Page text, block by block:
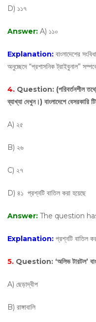
D) ১১৭
Answer: A) ১১০
Explanation: বাংলাদেশের
অনুচ্ছেদে “প্রশাসনিক ট্রাইবুনাল”
4. Question: (পরিবর্তনশীল
ব্যাখ্যা দেখুন।) বাংলাদেশে বেসরকারি
A) ২৫
B) ২৬
C) ২৭
D) ৪১ প্রশ্নটি বাতিল করা হয়েছে
Answer: The question
Explanation: প্রশ্নটি বাতিল
5. Question: ‘অলিভ টারটল’
A) ছেড়াদ্বীপ
B) রাঙ্গাবালি